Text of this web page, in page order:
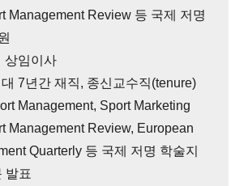
Management Review 등 국제 저명
상임이사
7년간 재직, 종신교수직(tenure)
Management, Sport Marketing
Management Review, European
Quarterly 등 국제 저명 학술지
발표